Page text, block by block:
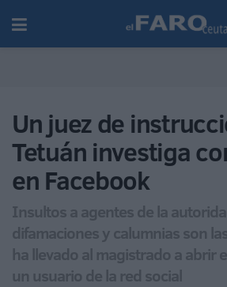
Un juez de
Tetuán investiga
en Facebook
Insultos a agentes de la
difamaciones y calumnias son
ha llevado al magistrado a abrir
un usuario de la red social